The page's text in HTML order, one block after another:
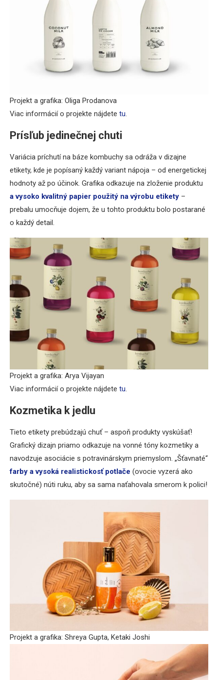
Projekt a grafika: Oliga Prodanova
Viac informácií o projekte nájdete tu.
Prísľub jedinečnej chuti
Variácia príchutí na báze kombuchy sa odráža v dizajne
etikety, kde je popísaný každý variant nápoja – od energetickej
hodnoty až po účinok. Grafika odkazuje na zloženie produktu
a vysoko kvalitný papier použitý na výrobu etikety –
prebalu umocňuje dojem, že u tohto produktu bolo postarané
o každý detail.
Projekt a grafika: Arya Vijayan
Viac informácií o projekte nájdete tu.
Kozmetika k jedlu
Tieto etikety prebúdzajú chuť – aspoň produkty vyskúšať!
Grafický dizajn priamo odkazuje na vonné tóny kozmetiky a
navodzuje asociácie s potravinárskym priemyslom. „Šťavnaté“
farby a vysoká realistickosť potlače (ovocie vyzerá ako
skutočné) núti ruku, aby sa sama naťahovala smerom k polici!
Projekt a grafika: Shreya Gupta, Ketaki Joshi